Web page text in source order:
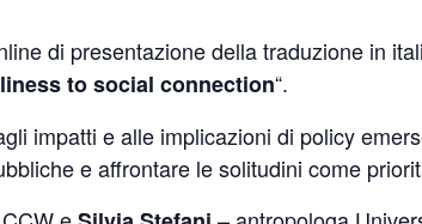
di presentazione della traduzione in
to social connection“.
impatti e alle implicazioni di policy
e affrontare le solitudini come